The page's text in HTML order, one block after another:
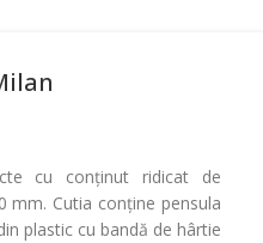
cu conținut ridicat de
mm. Cutia conține pensula
plastic cu bandă de hârtie